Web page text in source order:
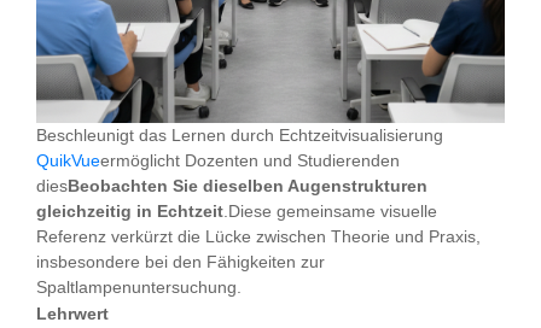
Beschleunigt das Lernen durch Echtzeitvisualisierung
QuikVueermöglicht Dozenten und Studierenden
diesBeobachten Sie dieselben Augenstrukturen
gleichzeitig in Echtzeit .Diese gemeinsame visuelle
Referenz verkürzt die Lücke zwischen Theorie und Praxis,
insbesondere bei den Fähigkeiten zur
Spaltlampenuntersuchung.
Lehrwert